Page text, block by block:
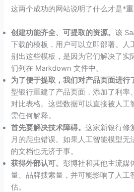
这两个成功的网站说明了什么才是*重
创建功能齐全、可提取的资源。该
下载的模板，用户可以立即部署。人
别出这些模板，是因为它们解决了实
们列在 Markdown 文件中。
为了便于提取，我们对产品页面进行
型银行重建了产品页面，添加了利率
对比表格。这些数据可以直接被人工
需任何解释。
首先要解决技术障碍。这家新银行修
月的爬虫错误。如果人工智能模型无
的文档也无济于事。
获得外部认可。彭博社和其他主流媒
量、品牌搜索量，并可能影响了人工
估。